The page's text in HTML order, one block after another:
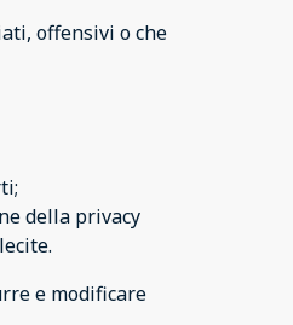
offensivi o che
della privacy
e modificare